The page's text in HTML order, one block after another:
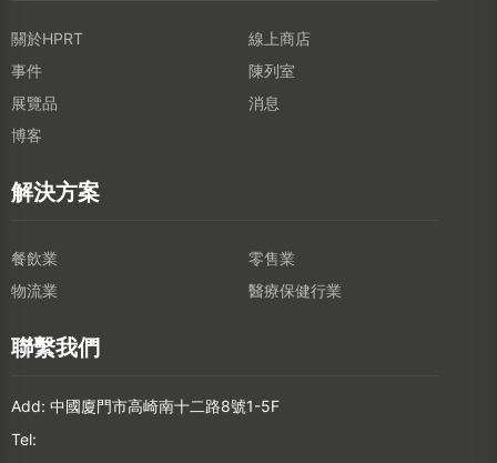
關於HPRT
線上商店
事件
陳列室
展覽品
消息
博客
解決方案
餐飲業
零售業
物流業
醫療保健行業
聯繫我們
Add: 中國廈門市高崎南十二路8號1-5F
Tel: